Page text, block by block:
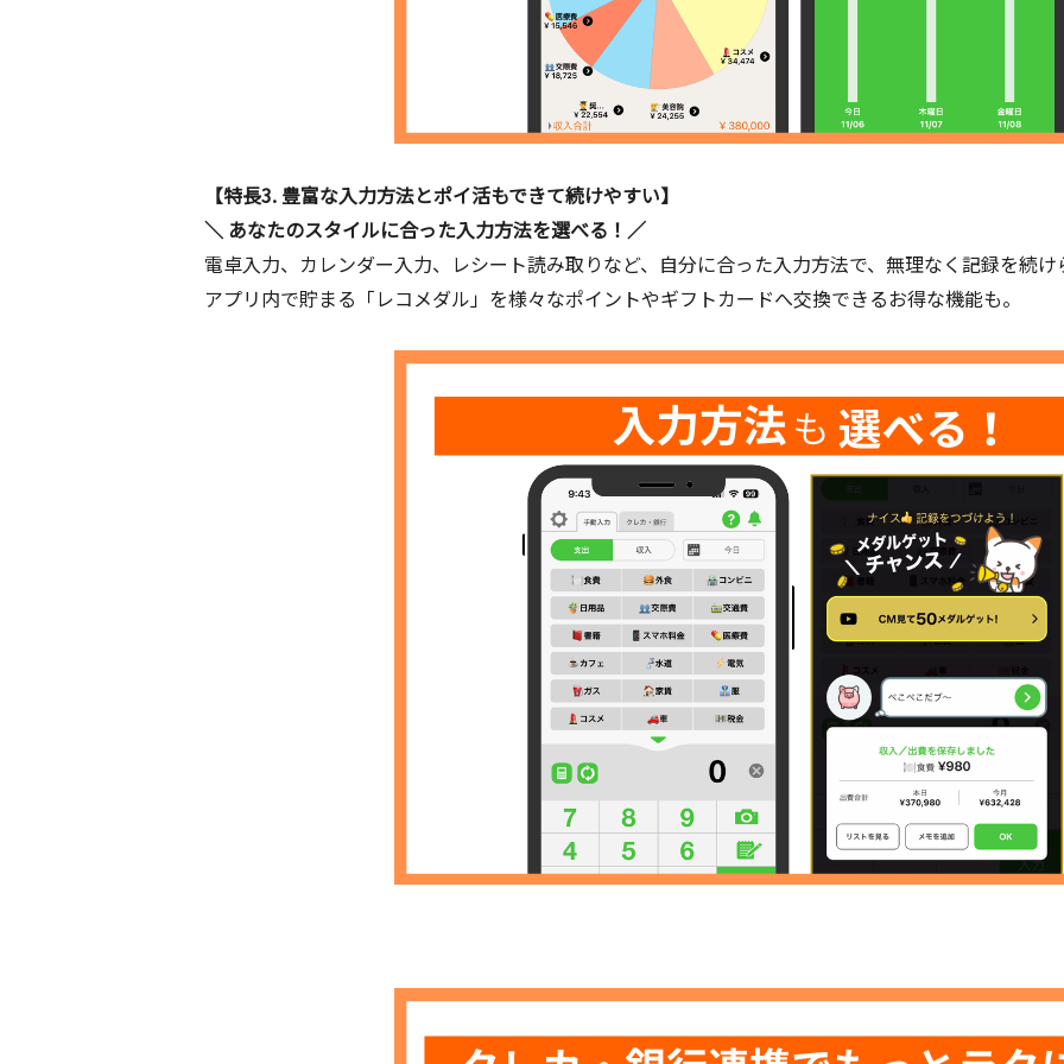
【特長3. 豊富な入力方法とポイ活もできて続けやすい】
＼ あなたのスタイルに合った入力方法を選べる！／
電卓入力、カレンダー入力、レシート読み取りなど、自分に合った入力方法で、無理なく記録を続け
アプリ内で貯まる「レコメダル」を様々なポイントやギフトカードへ交換できるお得な機能も。